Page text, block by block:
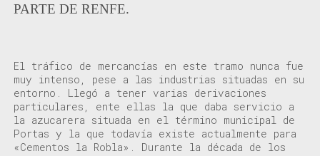
PARTE DE RENFE.
El tráfico de mercancías en este tramo nunca fue
muy intenso, pese a las industrias situadas en su
entorno. Llegó a tener varias derivaciones
particulares, ente ellas la que daba servicio a
la azucarera situada en el término municipal de
Portas y la que todavía existe actualmente para
«Cementos la Robla». Durante la década de los